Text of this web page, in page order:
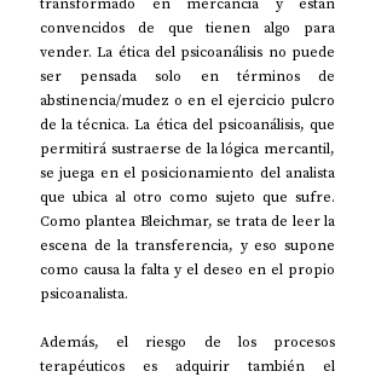
convencidos de que tienen algo para
vender. La ética del psicoanálisis no puede
ser pensada solo en términos de
abstinencia/mudez o en el ejercicio pulcro
de la técnica. La ética del psicoanálisis, que
permitirá sustraerse de la lógica mercantil,
se juega en el posicionamiento del analista
que ubica al otro como sujeto que sufre.
Como plantea Bleichmar, se trata de leer la
escena de la transferencia, y eso supone
como causa la falta y el deseo en el propio
psicoanalista.
Además, el riesgo de los procesos
terapéuticos es adquirir también el